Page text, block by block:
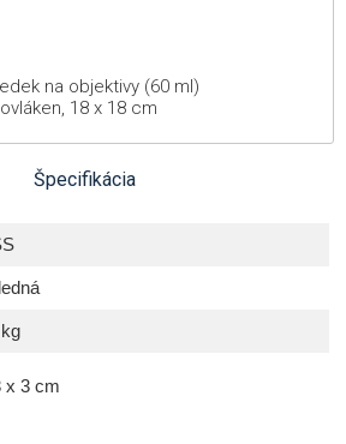
na objektivy (60 ml)
18 x 18 cm
Špecifikácia
x 3 cm